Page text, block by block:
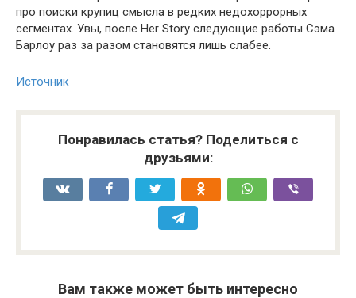
про поиски крупиц смысла в редких недохоррорных
сегментах. Увы, после Her Story следующие работы Сэма
Барлоу раз за разом становятся лишь слабее.
Источник
Понравилась статья? Поделиться с
друзьями:
Вам также может быть интересно